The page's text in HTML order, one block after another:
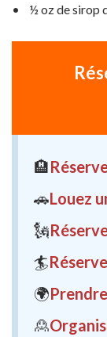
• ½ oz de sirop
🏨
🚗Louez
🗽
🏄
🌍
🙎